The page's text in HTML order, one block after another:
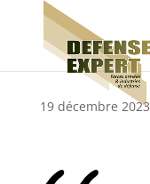
19 décembre 2023